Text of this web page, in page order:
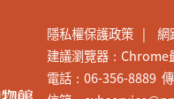
隱私權保護政策 網
建議瀏覽器：Chrome
電話：06-356-8889